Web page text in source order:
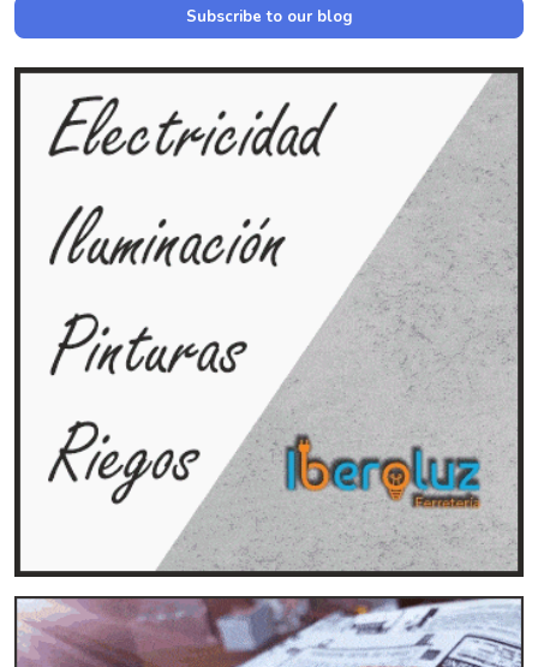
Subscribe to our blog